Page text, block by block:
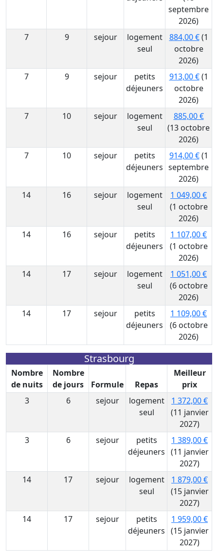
septembre
2026)
7
9 sejour
logement
seul
884,00 €(1
octobre
2026)
7
9 sejour
petits
déjeuners
913,00 €(1
octobre
2026)
7
10 sejour
logement
seul
885,00 €
(13 octobre
2026)
7
10 sejour
petits
déjeuners
914,00 €(1
septembre
2026)
14
16 sejour
logement
seul
1 049,00 €
(1 octobre
2026)
14
16 sejour
petits
déjeuners
1 107,00 €
(1 octobre
2026)
14
17 sejour
logement
seul
1 051,00 €
(6 octobre
2026)
14
17 sejour
petits
déjeuners
1 109,00 €
(6 octobre
2026)
Strasbourg
Nombre
de nuits
Nombre
de jours
Formule Repas
Meilleur
prix
3
6 sejour
logement
seul
1 372,00 €
(11 janvier
2027)
3
6 sejour
petits
déjeuners
1 389,00 €
(11 janvier
2027)
14
17 sejour
logement
seul
1 879,00 €
(15 janvier
2027)
14
17 sejour
petits
déjeuners
1 959,00 €
(15 janvier
2027)